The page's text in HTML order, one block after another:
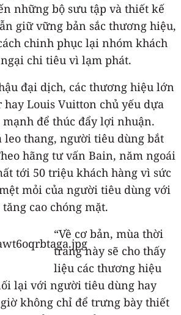
những bộ sưu tập và thiết kế
giữ vững bản sắc thương hiệu,
chinh phục lại nhóm khách
chi tiêu vì lạm phát.
đại dịch, các thương hiệu lớn
Louis Vuitton chủ yếu dựa
để thúc đẩy lợi nhuận.
leo thang, người tiêu dùng bắt
hãng tư vấn Bain, năm ngoái
tới 50 triệu khách hàng vì sức
mỏi của người tiêu dùng với
cao chóng mặt.
“Về cơ bản, mùa thời
trang này sẽ cho thấy
liệu các thương hiệu
lại với người tiêu dùng hay
không chỉ để trưng bày thiết